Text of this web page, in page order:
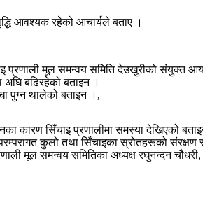
आवश्यक रहेको आचार्यले बताए ।
प्रणाली मूल समन्वय समिति देउखुरीको संयुक्त
अघि बढिरहेको बताइन ।
पुग्न थालेको बताइन ।,
कारण सिँचाइ प्रणालीमा समस्या देखिएको
कुलो तथा सिँचाइका स्रोतहरूको संरक्षण
मूल समन्वय समितिका अध्यक्ष रघुनन्दन